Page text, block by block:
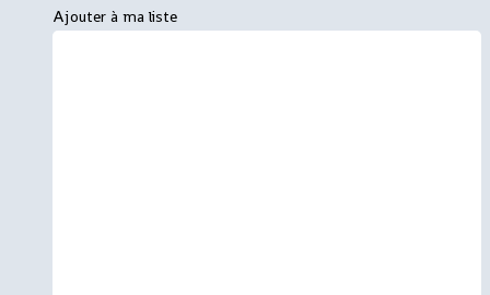
Ajouter à ma liste